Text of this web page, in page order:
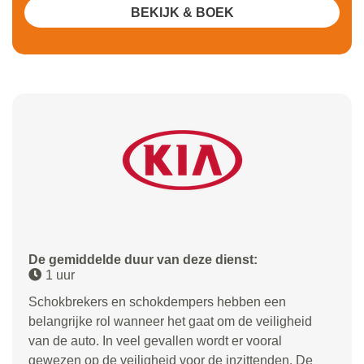
De gemiddelde duur van deze dienst:
1 uur
Schokbrekers en schokdempers hebben een
belangrijke rol wanneer het gaat om de veiligheid
van de auto. In veel gevallen wordt er vooral
gewezen op de veiligheid voor de inzittenden. De
BEKIJK & BOEK